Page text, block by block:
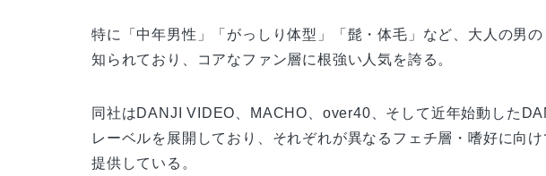
特に「中年男性」「がっしり体型」「髭・体毛」など、大人の男
知られており、コアなファン層に根強い人気を誇る。
同社はDANJI VIDEO、MACHO、over40、そして近年始動した
レーベルを展開しており、それぞれが異なるフェチ層・嗜好に向
提供している。